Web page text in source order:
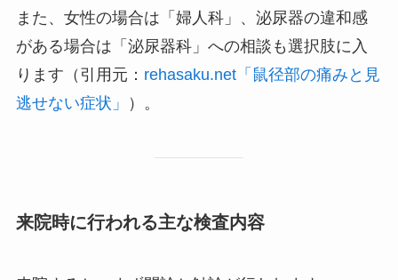
また、女性の場合は「婦人科」、泌尿器の違和感
がある場合は「泌尿器科」への相談も選択肢に入
ります（引用元： rehasaku.net「鼠径部の痛みと見
逃せない症状」
）。
来院時に行われる主な検査内容